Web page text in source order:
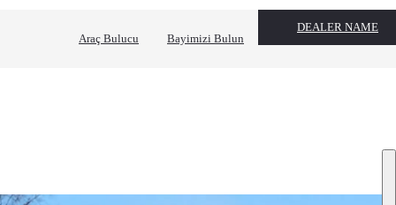
Araç Bulucu Bayimizi Bulun
DEALER NAME